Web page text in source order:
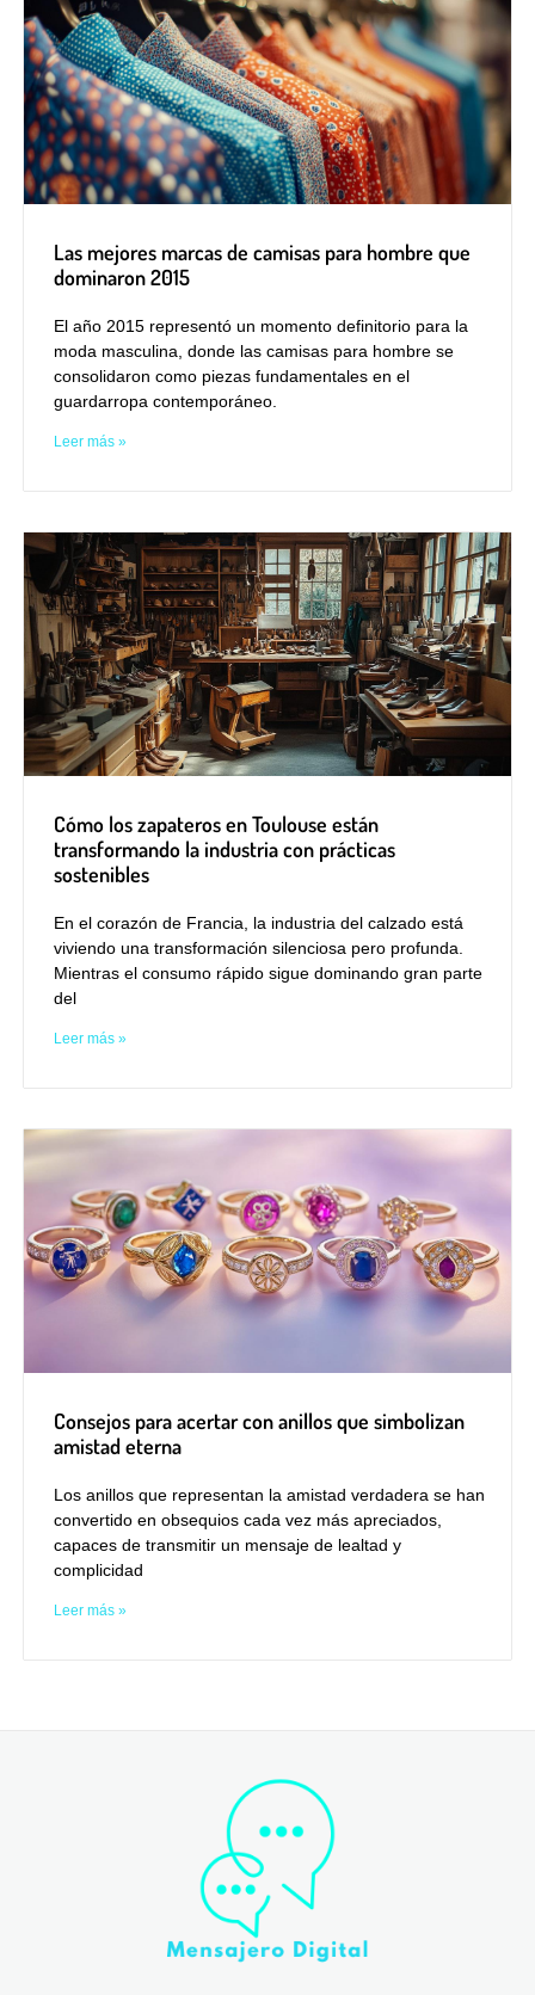
Las mejores marcas de camisas para hombre que
dominaron 2015
El año 2015 representó un momento definitorio para la
moda masculina, donde las camisas para hombre se
consolidaron como piezas fundamentales en el
guardarropa contemporáneo.
Leer más »
Cómo los zapateros en Toulouse están
transformando la industria con prácticas
sostenibles
En el corazón de Francia, la industria del calzado está
viviendo una transformación silenciosa pero profunda.
Mientras el consumo rápido sigue dominando gran parte
del
Leer más »
Consejos para acertar con anillos que simbolizan
amistad eterna
Los anillos que representan la amistad verdadera se han
convertido en obsequios cada vez más apreciados,
capaces de transmitir un mensaje de lealtad y
complicidad
Leer más »